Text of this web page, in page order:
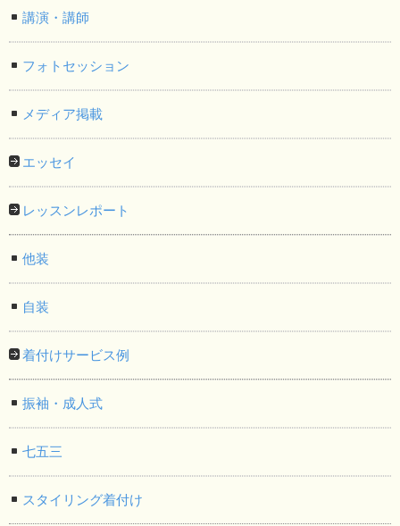
講演・講師
フォトセッション
メディア掲載
エッセイ
レッスンレポート
他装
自装
着付けサービス例
振袖・成人式
七五三
スタイリング着付け